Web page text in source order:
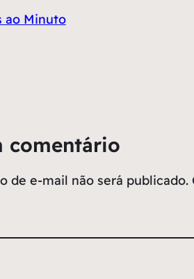
ao Minuto
comentário
de e-mail não será publicado.